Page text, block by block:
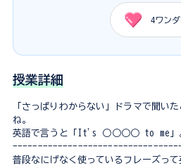
4ワンダ
授業詳細
「さっぱりわからない」ドラマで聞い
ね。
英語で言うと「It's ○○○○ to me」。
普段なにげなく使っているフレーズっ